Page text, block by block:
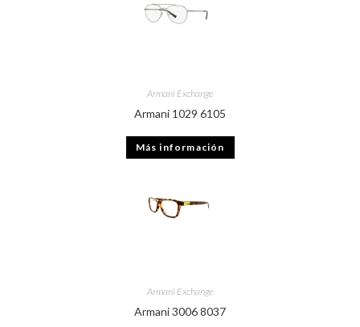
Armani Exchange
Armani 1029 6105
Más información
Armani Exchange
Armani 3006 8037